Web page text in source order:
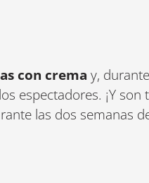
con crema y,
espectadores. ¡Y son
las dos semanas